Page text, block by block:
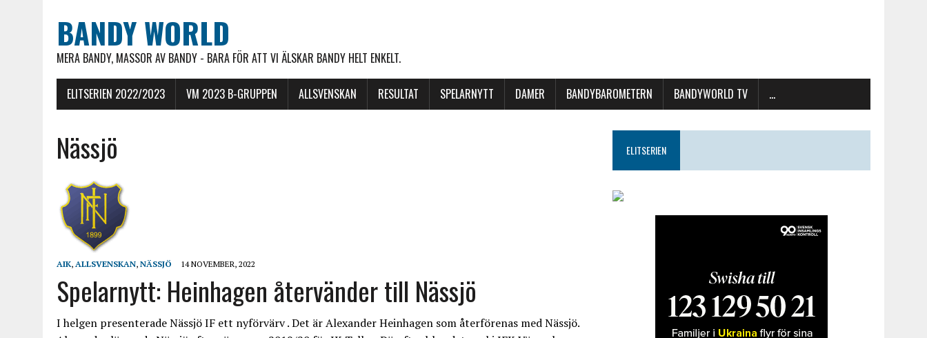
BANDY WORLD
MERA BANDY, MASSOR AV BANDY - BARA FÖR ATT VI ÄLSKAR BANDY HELT ENKELT.
ELITSERIEN 2022/2023 VM 2023 B-GRUPPEN ALLSVENSKAN RESULTAT SPELARNYTT DAMER BANDYBAROMETERN BANDYWORLD TV …
Nässjö
AIK, ALLSVENSKAN, NÄSSJÖ 14 NOVEMBER, 2022
Spelarnytt: Heinhagen återvänder till Nässjö
I helgen presenterade Nässjö IF ett nyförvärv . Det är Alexander Heinhagen som återförenas med Nässjö.
ELITSERIEN